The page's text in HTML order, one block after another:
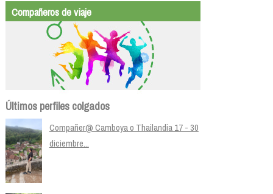
Compañeros de viaje
Últimos perfiles colgados
Compañer@ Camboya o Thailandia 17 - 30
diciembre...